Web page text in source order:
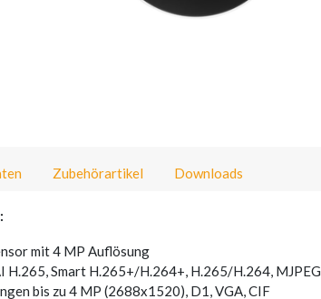
Zubehörartikel Downloads
mit 4 MP Auflösung
H.265, Smart H.265+/H.264+, H.265/H.264, MJPEG
bis zu 4 MP (2688x1520), D1, VGA, CIF